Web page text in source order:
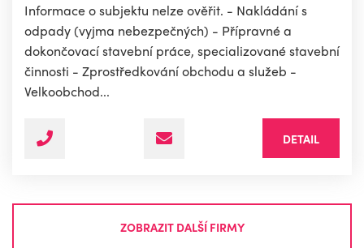
Informace o subjektu nelze ověřit. - Nakládání s
odpady (vyjma nebezpečných) - Přípravné a
dokončovací stavební práce, specializované stavební
činnosti - Zprostředkování obchodu a služeb -
Velkoobchod...
DETAIL
ZOBRAZIT DALŠÍ FIRMY